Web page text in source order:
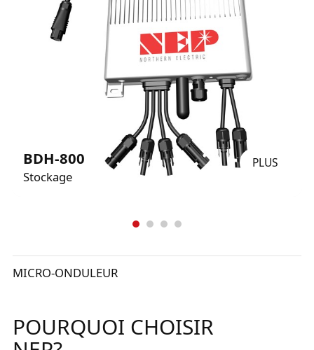
BDH-800
Stockage
PLUS
MICRO-ONDULEUR
POURQUOI CHOISIR